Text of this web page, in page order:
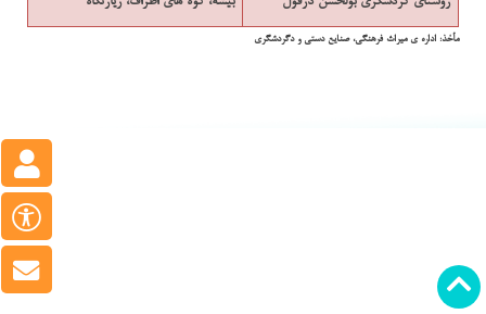
مأخذ: اداره ی میراث فرهنگی، صنایع دستی و دگردشگری